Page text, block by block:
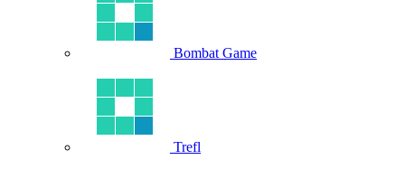
Bombat Game
Trefl